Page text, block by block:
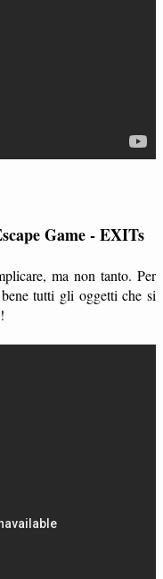
Game - EXITs
ma non tanto. Per
tutti gli oggetti che si